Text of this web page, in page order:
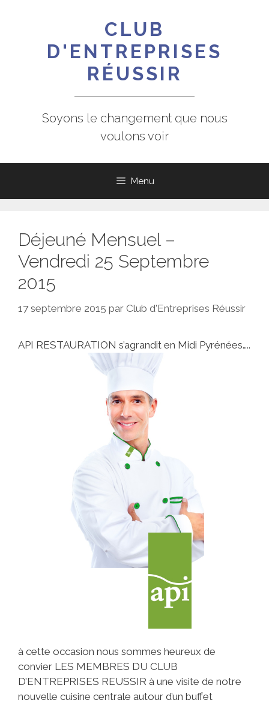
CLUB
D'ENTREPRISES
RÉUSSIR
Soyons le changement que nous
voulons voir
Menu
Déjeuné Mensuel –
Vendredi 25 Septembre
2015
17 septembre 2015 par Club d'Entreprises Réussir
API RESTAURATION s’agrandit en Midi Pyrénées…..
à cette occasion nous sommes heureux de
convier LES MEMBRES DU CLUB
D’ENTREPRISES REUSSIR à une visite de notre
nouvelle cuisine centrale autour d’un buffet